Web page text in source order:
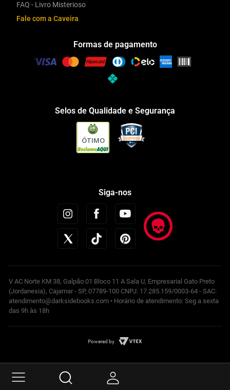
FAQ - Livro Misterioso
Fale com a Caveira
Formas de pagamento
Selos de Qualidade e Segurança
ÓTIMO
Siga-nos
V AC Norte KM 38, Galpão 01 Bloco 11 A Sala U, Empresarial Gato Preto
(Jordanesia), Cajamar - SP, 07789-100 CNPJ: 17.285.159/0003-64 - SAC:
atendimento@darksidebooks.com • Horário de atendimento: Seg a sexta
das 9h às 18h
Powered by